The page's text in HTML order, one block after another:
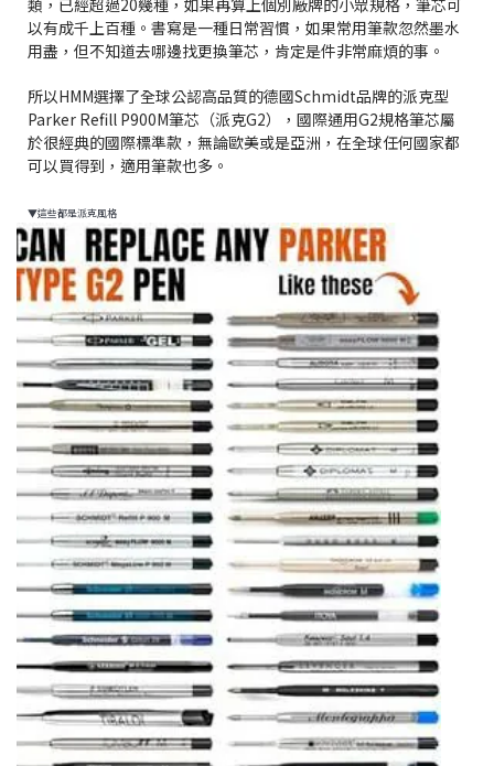
類，已經超過20幾種，如果再算上個別廠牌的小眾規格，筆芯可
以有成千上百種。書寫是一種日常習慣，如果常用筆款忽然墨水
用盡，但不知道去哪邊找更換筆芯，肯定是件非常麻煩的事。
所以HMM選擇了全球公認高品質的德國Schmidt品牌的派克型
Parker Refill P900M筆芯（派克G2），國際通用G2規格筆芯屬
於很經典的國際標準款，無論歐美或是亞洲，在全球任何國家都
可以買得到，適用筆款也多。
▼這些都是派克風格